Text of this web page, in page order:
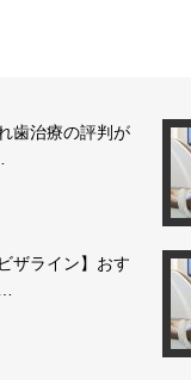
歯治療の評判が
ザライン】おす